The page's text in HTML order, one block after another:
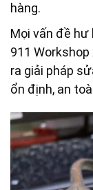
hàng.
Mọi vấn đề
911
ra giải pháp
ổn định, an